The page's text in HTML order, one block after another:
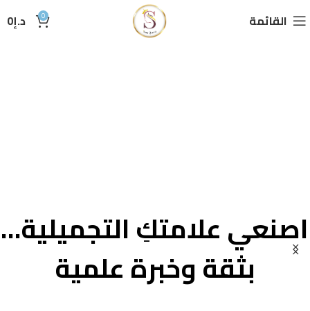
القائمة 0 د.إ0
اصنعي علامتكِ التجميلية…
بثقة وخبرة علمية